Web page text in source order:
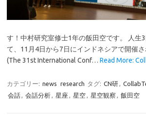
す！中村研究室修士1年の飯田空です。 人生
て、11月4日から7日にインドネシアで開催
(The 31st International Conf… Read More:
カテゴリー: news research タグ: CN研,
会話, 会話分析, 星座, 星空, 星空観察 , 飯田空